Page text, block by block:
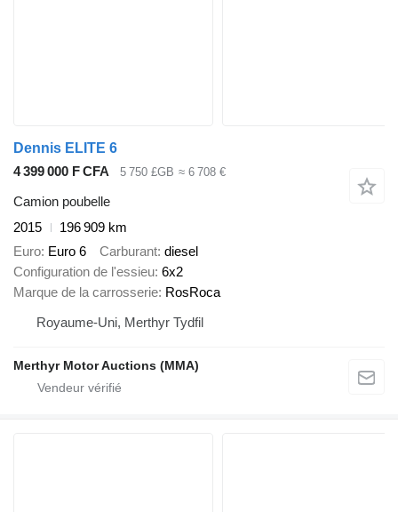
Dennis ELITE 6
4 399 000 F CFA
5 750 £GB ≈ 6 708 €
Camion poubelle
2015
196 909 km
Euro Euro 6 Carburant diesel
Configuration de l'essieu 6x2
Marque de la carrosserie RosRoca
Royaume-Uni, Merthyr Tydfil
Merthyr Motor Auctions (MMA)